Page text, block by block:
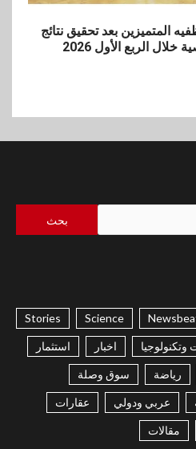
المتميزين بعد تحقيق نتائج
الربع الأول 2026
Science
Stories
وتكنولوجيا اخبار استثمار
رياضة سوق وصلة
عربي ودولي عقارات
مقالات